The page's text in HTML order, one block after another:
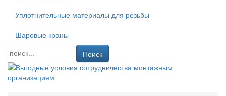
Уплотнительные материалы для резьбы
Шаровые краны
Поиск